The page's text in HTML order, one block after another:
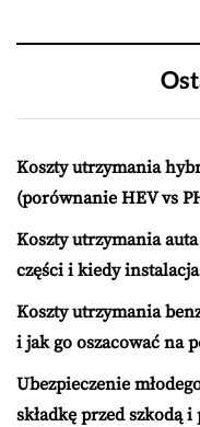
Koszty utrzymania
(porównanie HEV vs
Koszty utrzymania
części i kiedy
Koszty utrzymania
i jak go oszacować na
Ubezpieczenie
składkę przed szkodą i